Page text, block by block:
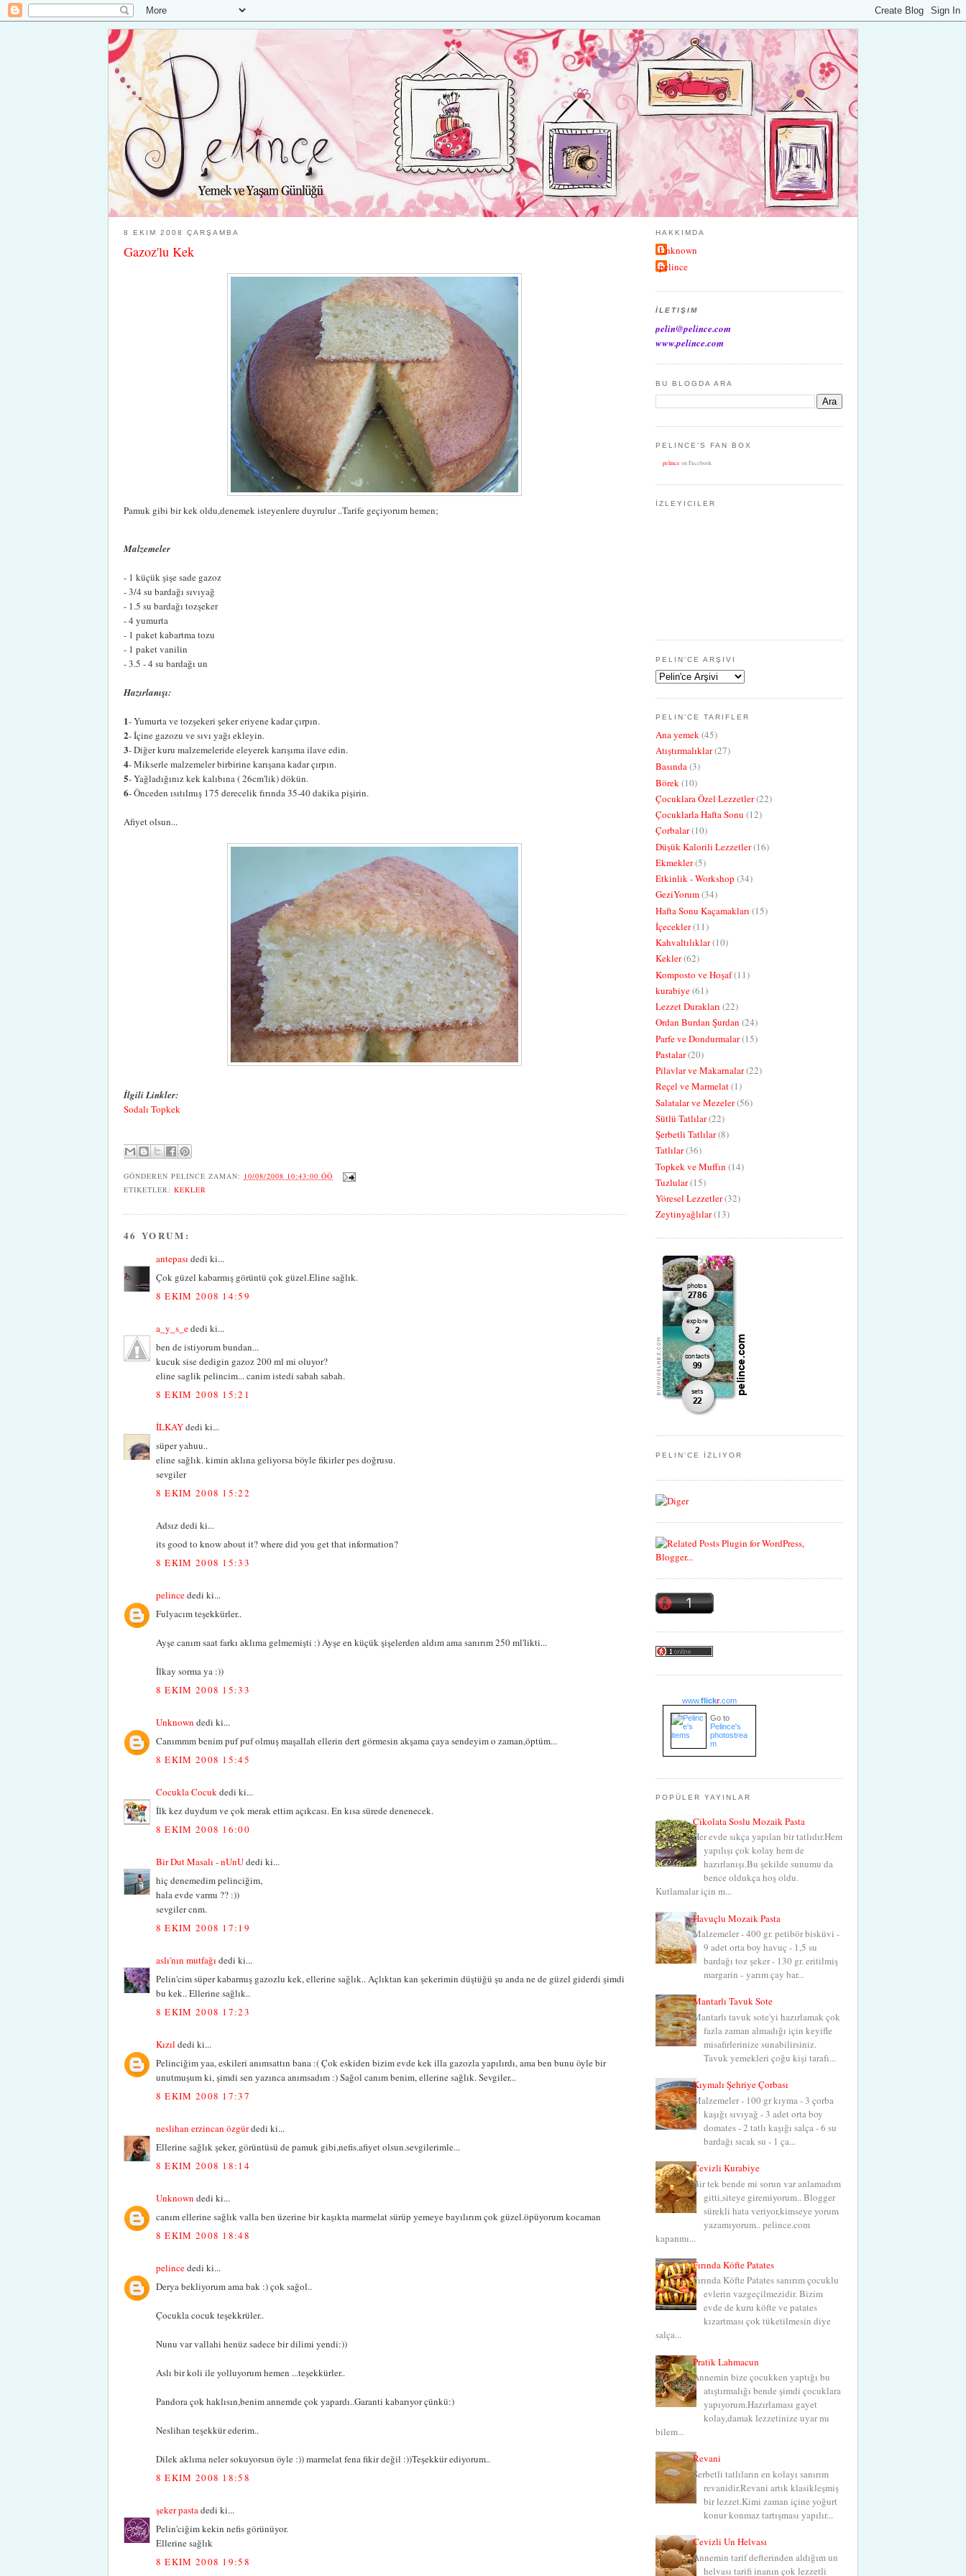
8 EKIM 2008 ÇARŞAMBA
Gazoz'lu Kek
Pamuk gibi bir kek oldu,denemek isteyenlere duyrulur ..Tarife geçiyorum hemen;
Malzemeler
- 1 küçük şişe sade gazoz
- 3/4 su bardağı sıvıyağ
- 1.5 su bardağı tozşeker
- 4 yumurta
- 1 paket kabartma tozu
- 1 paket vanilin
- 3.5 - 4 su bardağı un
Hazırlanışı:
1- Yumurta ve tozşekeri şeker eriyene kadar çırpın.
2- İçine gazozu ve sıvı yağı ekleyin.
3- Diğer kuru malzemeleride eleyerek karışıma ilave edin.
4- Mikserle malzemeler birbirine karışana kadar çırpın.
5- Yağladığınız kek kalıbına ( 26cm'lik) dökün.
6- Önceden ısıtılmış 175 derecelik fırında 35-40 dakika pişirin.
Afiyet olsun...
İlgili Linkler:
Sodalı Topkek
GÖNDEREN PELINCE ZAMAN: 10/08/2008 10:43:00 ÖÖ
ETIKETLER: KEKLER
46 YORUM:
antepası dedi ki...
Çok güzel kabarmış görüntü çok güzel.Eline sağlık.
8 EKIM 2008 14:59
a_y_s_ededi ki...
ben de istiyorum bundan...
kucuk sise dedigin gazoz 200 ml mi oluyor?
eline saglik pelincim... canim istedi sabah sabah.
8 EKIM 2008 15:21
İLKAYdedi ki...
süper yahuu..
eline sağlık. kimin aklına geliyorsa böyle fikirler pes doğrusu.
sevgiler
8 EKIM 2008 15:22
Adsız dedi ki...
its good to know about it? where did you get that information?
8 EKIM 2008 15:33
pelincededi ki...
Fulyacım teşekkürler..
Ayşe canım saat farkı aklıma gelmemişti :) Ayşe en küçük şişelerden aldım ama sanırım 250 ml'likti...
İlkay sorma ya :))
8 EKIM 2008 15:33
Unknown dedi ki...
Canımmm benim puf puf olmuş maşallah ellerin dert görmesin akşama çaya sendeyim o zaman,öptüm...
8 EKIM 2008 15:45
Cocukla Cocuk dedi ki...
İlk kez duydum ve çok merak ettim açıkcası. En kısa sürede denenecek.
8 EKIM 2008 16:00
Bir Dut Masalı - nUnUdedi ki...
hiç denemedim pelinciğim,
hala evde varmı ?? :))
sevgiler cnm.
8 EKIM 2008 17:19
aslı'nın mutfağı dedi ki...
Pelin'cim süper kabarmış gazozlu kek, ellerine sağlık.. Açlıktan kan şekerimin düştüğü şu anda ne de güzel giderdi şimdi
bu kek.. Ellerine sağlık..
8 EKIM 2008 17:23
Kızıl dedi ki...
Pelinciğim yaa, eskileri anımsattın bana :( Çok eskiden bizim evde kek illa gazozla yapılırdı, ama ben bunu öyle bir
unutmuşum ki, şimdi sen yazınca anımsadım :) Sağol canım benim, ellerine sağlık. Sevgiler...
8 EKIM 2008 17:37
neslihan erzincan özgürdedi ki...
Ellerine sağlık şeker, görüntüsü de pamuk gibi,nefis.afiyet olsun.sevgilerimle...
8 EKIM 2008 18:14
Unknown dedi ki...
canım ellerine sağlık valla ben üzerine bir kaşıkta marmelat sürüp yemeye bayılırım çok güzel.öpüyorum kocaman
8 EKIM 2008 18:48
pelincededi ki...
Derya bekliyorum ama bak :) çok sağol..
Çocukla cocuk teşekkrüler..
Nunu var vallahi henüz sadece bir dilimi yendi:))
Aslı bir koli ile yolluyorum hemen ...teşekkürler..
Pandora çok haklısın,benim annemde çok yapardı..Garanti kabarıyor çünkü:)
Neslihan teşekkür ederim..
Dilek aklıma neler sokuyorsun öyle :)) marmelat fena fikir değil :))Teşekkür ediyorum..
8 EKIM 2008 18:58
şeker pasta dedi ki...
Pelin'ciğim kekin nefis görünüyor.
Ellerine sağlık
8 EKIM 2008 19:58
HAKKIMDA
Unknown
pelince
İLETIŞIM
pelin@pelince.com
www.pelince.com
BU BLOGDA ARA
PELINCE'S FAN BOX
pelince on Facebook
İZLEYICILER
PELIN'CE ARŞIVI
PELIN'CE TARIFLER
Ana yemek(45)
Atıştırmalıklar(27)
Basında(3)
Börek(10)
Çocuklara Özel Lezzetler(22)
Çocuklarla Hafta Sonu (12)
Çorbalar(10)
Düşük Kalorili Lezzetler(16)
Ekmekler(5)
Etkinlik - Workshop (34)
GeziYorum(34)
Hafta Sonu Kaçamakları (15)
İçecekler(11)
Kahvaltılıklar(10)
Kekler(62)
Komposto ve Hoşaf(11)
kurabiye(61)
Lezzet Durakları (22)
Ordan Burdan Şurdan (24)
Parfe ve Dondurmalar(15)
Pastalar(20)
Pilavlar ve Makarnalar(22)
Reçel ve Marmelat(1)
Salatalar ve Mezeler(56)
Sütlü Tatlılar(22)
Şerbetli Tatlılar(8)
Tatlılar(36)
Topkek ve Muffın (14)
Tuzlular(15)
Yöresel Lezzetler(32)
Zeytinyağlılar(13)
PELIN'CE İZLIYOR
www.flickr.com
Go to
Pelince's
photostrea
m
POPÜLER YAYINLAR
Çikolata Soslu Mozaik Pasta
Her evde sıkça yapılan bir tatlıdır.Hem
yapılışı çok kolay hem de
hazırlanışı.Bu şekilde sunumu da
bence oldukça hoş oldu.
Kutlamalar için m...
Havuçlu Mozaik Pasta
Malzemeler - 400 gr. petibör bisküvi -
9 adet orta boy havuç - 1,5 su
bardağı toz şeker - 130 gr. eritilmiş
margarin - yarım çay bar...
Mantarlı Tavuk Sote
Mantarlı tavuk sote'yi hazırlamak çok
fazla zaman almadığı için keyifle
misafirlerinize sunabilirsiniz.
Tavuk yemekleri çoğu kişi tarafı...
Kıymalı Şehriye Çorbası
Malzemeler - 100 gr kıyma - 3 çorba
kaşığı sıvıyağ - 3 adet orta boy
domates - 2 tatlı kaşığı salça - 6 su
bardağı sıcak su - 1 ça...
Cevizli Kurabiye
Bir tek bende mi sorun var anlamadım
gitti,siteye giremiyorum.. Blogger
sürekli hata veriyor,kimseye yorum
yazamıyorum.. pelince.com
kapanmı...
Fırında Köfte Patates
Fırında Köfte Patates sanırım çocuklu
evlerin vazgeçilmezidir. Bizim
evde de kuru köfte ve patates
kızartması çok tüketilmesin diye
salça...
Pratik Lahmacun
Annemin bize çocukken yaptığı bu
atıştırmalığı bende şimdi çocuklara
yapıyorum.Hazırlaması gayet
kolay,damak lezzetinize uyar mı
bilem...
Revani
Şerbetli tatlıların en kolayı sanırım
revanidir.Revani artık klasikleşmiş
bir lezzet.Kimi zaman içine yoğurt
konur konmaz tartışması yapılır...
Cevizli Un Helvası
Annemin tarif defterinden aldığım un
helvası tarifi inanın çok lezzetli